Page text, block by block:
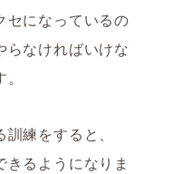
セになっているの
らなければいけな
練をすると、
るようになりま